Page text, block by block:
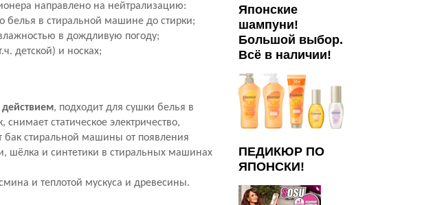
направлено на нейтрализацию:
белья в стиральной машине до стирки;
в дождливую погоду;
детской) и носках;
, подходит для сушки белья в
статическое электричество,
стиральной машины от появления
шёлка и синтетики в стиральных машинах
и теплотой мускуса и древесины.
Японские
шампуни!
Большой выбор.
Всё в наличии!
ПЕДИКЮР ПО
ЯПОНСКИ!